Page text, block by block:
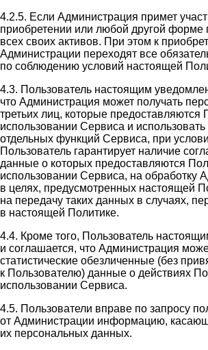
4.2.5. Если Администрация примет
приобретении или любой другой форме
всех своих активов. При этом к
Администрации переходят все
по соблюдению условий настоящей
4.3. Пользователь настоящим
что Администрация может получать
третьих лиц, которые предоставляются
использовании Сервиса и
отдельных функций Сервиса, при
Пользователь гарантирует наличие
данные о которых предоставляются
использовании Сервиса, на обработку
в целях, предусмотренных настоящей
на передачу таких данных в случаях,
в настоящей Политике.
4.4. Кроме того, Пользователь
и соглашается, что Администрация
статистические обезличенные (без
к Пользователю) данные о действиях
использовании Сервиса.
4.5. Пользователи вправе по запросу
от Администрации информацию,
их персональных данных.